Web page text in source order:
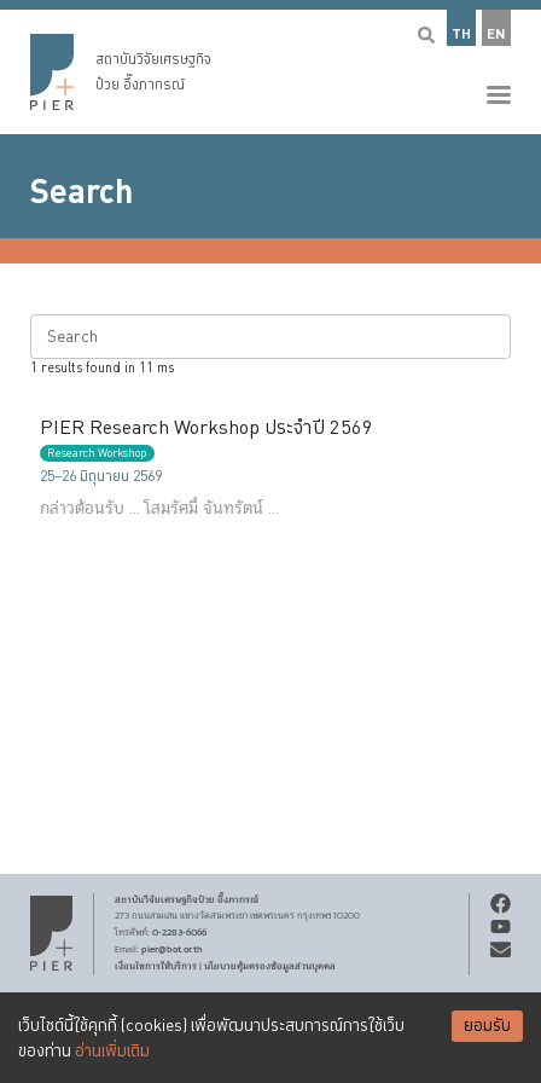
เว็บไซต์นี้ใช้คุกกี้ (cookies) เพื่อพัฒนาประสบการณ์การใช้เว็บ
ของท่าน อ่านเพิ่มเติม
ยอมรับ
TH EN
สถาบันวิจัยเศรษฐกิจ
ป๋วย อึ๊งภากรณ์
Search
Search
1 results found in 11 ms
PIER Research Workshop ประจำปี 2569
Research Workshop
25–26 มิถุนายน 2569
กล่าวต้อนรับ ...โสมรัศมิ์ จันทรัตน์ ...
สถาบันวิจัยเศรษฐกิจป๋วย อึ๊งภากรณ์
273 ถนนสามเสนแขวงวัดสามพระยาเขตพระนครกรุงเทพฯ 10200
โทรศัพท์: 0-2283-6066
Email: pier@bot.or.th
เงื่อนไขการให้บริการ|นโยบายคุ้มครองข้อมูลส่วนบุคคล
เอกสารเผยแพร่ทุกชิ้นสงวนสิทธิ์ภายใต้สัญญาอนุญาตCreative Commons
Attribution-NonCommercial-ShareAlike 3.0 Unported license SUBSCRIBE